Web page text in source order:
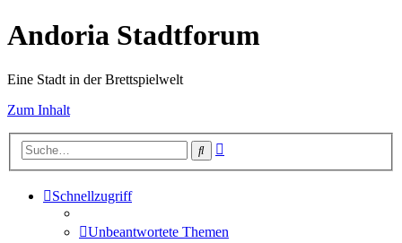
Andoria Stadtforum
Eine Stadt in der Brettspielwelt
Zum Inhalt
Suche
Schnellzugriff
Unbeantwortete Themen